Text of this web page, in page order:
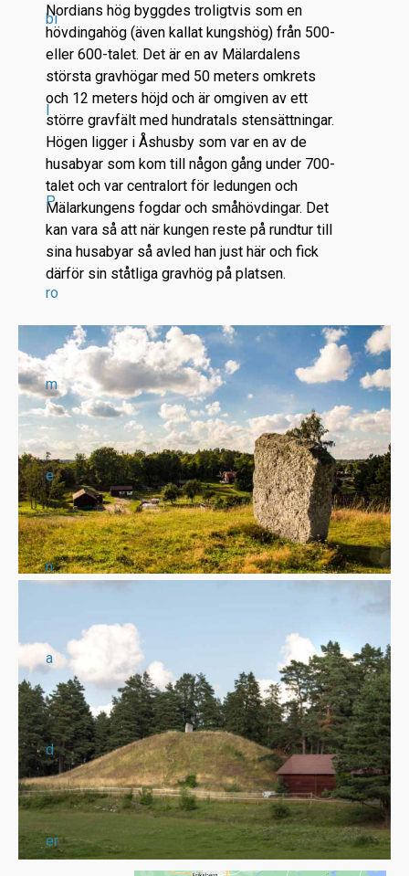
bi
l
P
ro
m
e
n
a
d
er
Nordians hög byggdes troligtvis som en
hövdingahög (även kallat kungshög) från 500-
eller 600-talet. Det är en av Mälardalens
största gravhögar med 50 meters omkrets
och 12 meters höjd och är omgiven av ett
större gravfält med hundratals stensättningar.
Högen ligger i Åshusby som var en av de
husabyar som kom till någon gång under 700-
talet och var centralort för ledungen och
Mälarkungens fogdar och småhövdingar. Det
kan vara så att när kungen reste på rundtur till
sina husabyar så avled han just här och fick
därför sin ståtliga gravhög på platsen.